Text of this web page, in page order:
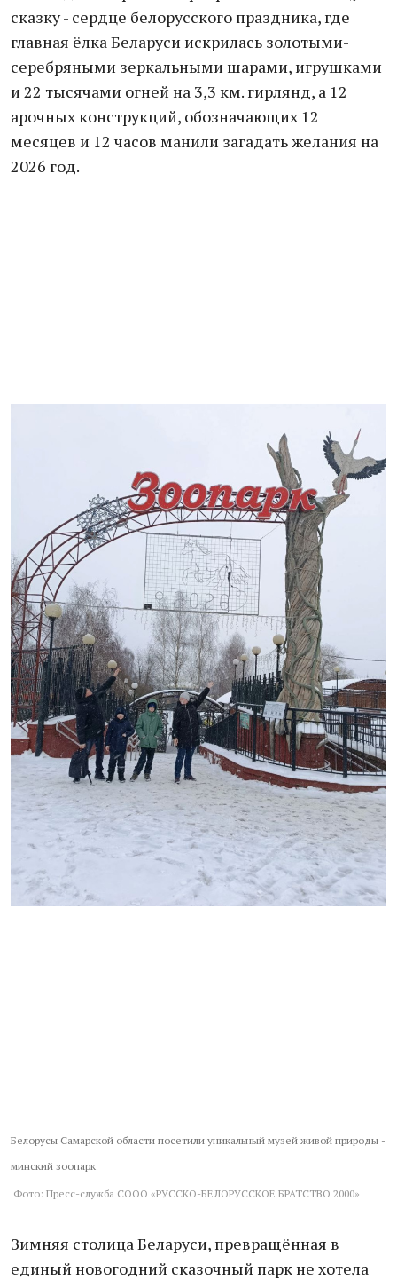
сказку - сердце белорусского праздника, где
главная ёлка Беларуси искрилась золотыми-
серебряными зеркальными шарами, игрушками
и 22 тысячами огней на 3,3 км. гирлянд, а 12
арочных конструкций, обозначающих 12
месяцев и 12 часов манили загадать желания на
2026 год.
Белорусы Самарской области посетили уникальный музей живой природы -
минский зоопарк
Фото: Пресс-служба СООО «РУССКО-БЕЛОРУССКОЕ БРАТСТВО 2000»
Зимняя столица Беларуси, превращённая в
единый новогодний сказочный парк не хотела